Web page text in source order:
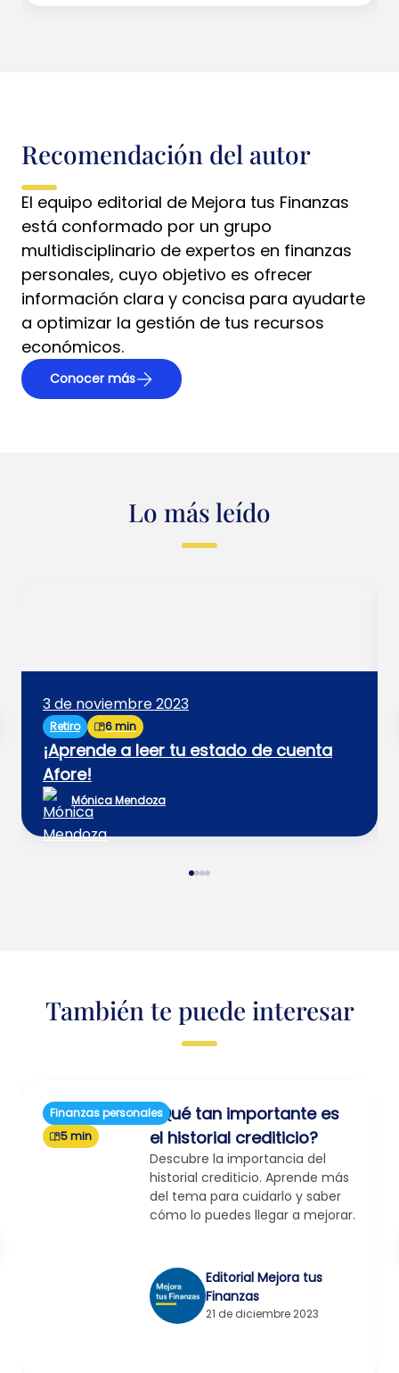
Recomendación del autor
El equipo editorial de Mejora tus Finanzas
está conformado por un grupo
multidisciplinario de expertos en finanzas
personales, cuyo objetivo es ofrecer
información clara y concisa para ayudarte
a optimizar la gestión de tus recursos
económicos.
Conocer más
Lo más leído
3 de noviembre 2023
Retiro 6 min
¡Aprende a leer tu estado de cuenta
Afore!
Mónica Mendoza
También te puede interesar
Finanzas personales
5 min
¿Qué tan importante es
el historial crediticio?
Descubre la importancia del
historial crediticio. Aprende más
del tema para cuidarlo y saber
cómo lo puedes llegar a mejorar.
Editorial Mejora tus
Finanzas
21 de diciembre 2023